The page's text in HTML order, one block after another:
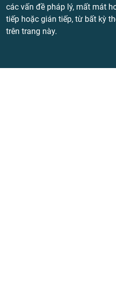
các vấn đề pháp lý, mất mát
tiếp hoặc gián tiếp, từ bất kỳ
trên trang này.